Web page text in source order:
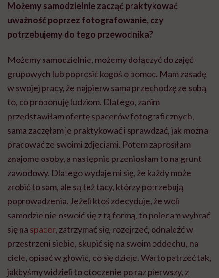
Możemy samodzielnie zacząć praktykować
uważność poprzez fotografowanie, czy
potrzebujemy do tego przewodnika?
Możemy samodzielnie, możemy dołączyć do zajęć
grupowych lub poprosić kogoś o pomoc. Mam zasadę
w swojej pracy, że najpierw sama przechodzę ze sobą
to, co proponuję ludziom. Dlatego, zanim
przedstawiłam ofertę spacerów fotograficznych,
sama zaczęłam je praktykować i sprawdzać, jak można
pracować ze swoimi zdjęciami. Potem zaprosiłam
znajome osoby, a następnie przeniosłam to na grunt
zawodowy. Dlatego wydaje mi się, że każdy może
zrobić to sam, ale są też tacy, którzy potrzebują
poprowadzenia. Jeżeli ktoś zdecyduje, że woli
samodzielnie oswoić się z tą formą, to polecam wybrać
się na spacer, zatrzymać się, rozejrzeć, odnaleźć w
przestrzeni siebie, skupić się na swoim oddechu, na
ciele, opisać w głowie, co się dzieje. Warto patrzeć tak,
jakbyśmy widzieli to otoczenie po raz pierwszy, z